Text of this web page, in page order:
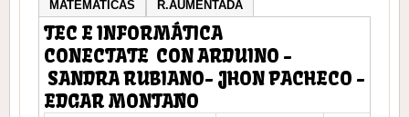
MATEMATICAS
R.AUMENTADA
TEC E INFORMÁTICA
CONECTATE CON ARDUINO -
SANDRA RUBIANO- JHON PACHECO -
EDGAR MONTAÑO